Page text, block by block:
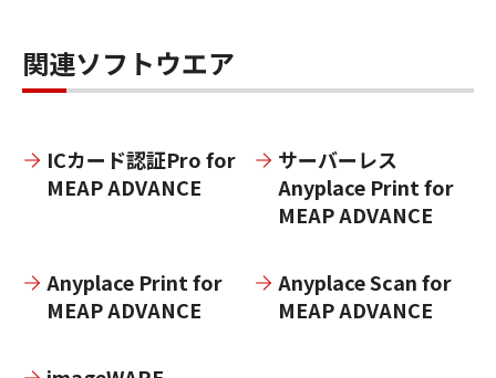
関連ソフトウエア
ICカード認証Pro for
MEAP ADVANCE
サーバーレス
Anyplace Print for
MEAP ADVANCE
Anyplace Print for
MEAP ADVANCE
Anyplace Scan for
MEAP ADVANCE